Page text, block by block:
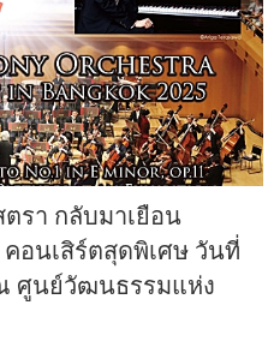
รา กลับมาเยือน
คอนเสิร์ตสุดพิเศษ วันที่
ศูนย์วัฒนธรรมแห่ง